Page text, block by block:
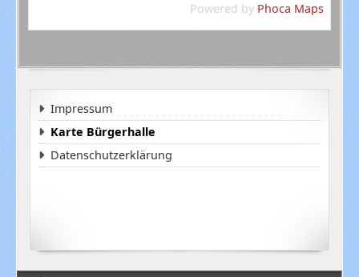
Powered by Phoca Maps
Impressum
Karte Bürgerhalle
Datenschutzerklärung